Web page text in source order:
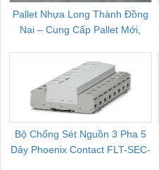
Pallet Nhựa Long Thành Đồng
Nai – Cung Cấp Pallet Mới,
Bộ Chống Sét Nguồn 3 Pha 5
Dây Phoenix Contact FLT-SEC-